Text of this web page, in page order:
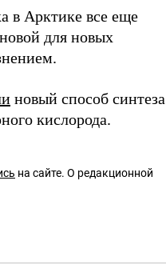
в Арктике все еще
для новых
новый способ синтеза
кислорода.
на сайте. О редакционной